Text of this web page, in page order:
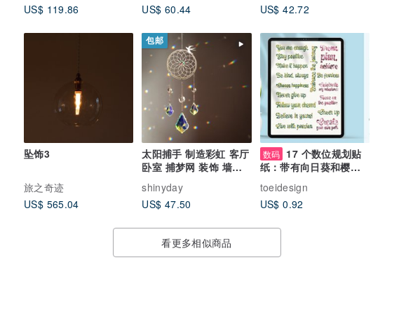
US$ 119.86
US$ 60.44
US$ 42.72
坠饰3
旅之奇迹
US$ 565.04
包邮
太阳捕手 制造彩虹 客厅
卧室 捕梦网 装饰 墙壁
shinyday
US$ 47.50
数码 17 个数位规划贴
纸：带有向日葵和樱花
toeidesign
US$ 0.92
看更多相似商品